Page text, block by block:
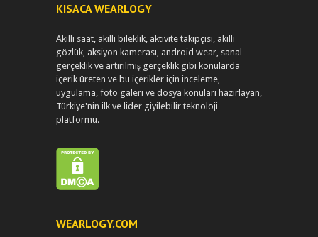
KISACA WEARLOGY
Akıllı saat, akıllı bileklik, aktivite takipçisi, akıllı
gözlük, aksiyon kamerası, android wear, sanal
gerçeklik ve artırılmış gerçeklik gibi konularda
içerik üreten ve bu içerikler için inceleme,
uygulama, foto galeri ve dosya konuları hazırlayan,
Türkiye'nin ilk ve lider giyilebilir teknoloji
platformu.
WEARLOGY.COM